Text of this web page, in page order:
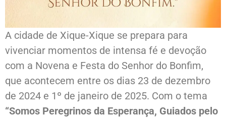
A cidade de Xique-Xique se prepara para
vivenciar momentos de intensa fé e devoção
com a Novena e Festa do Senhor do Bonfim,
que acontecem entre os dias 23 de dezembro
de 2024 e 1º de janeiro de 2025. Com o tema
“Somos Peregrinos da Esperança, Guiados pelo